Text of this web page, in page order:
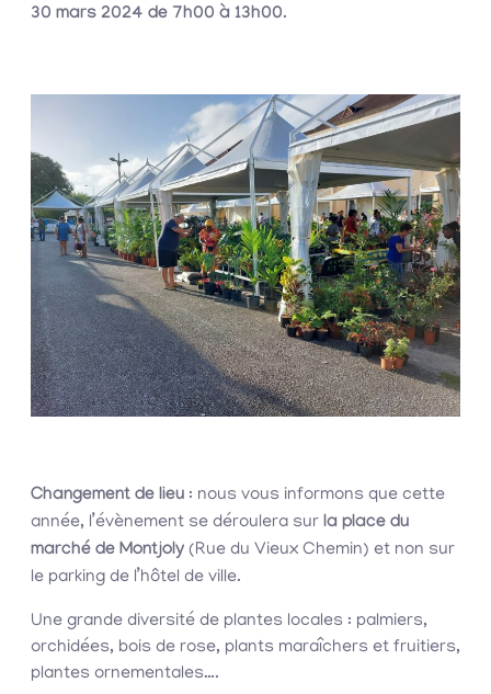
30 mars 2024 de 7h00 à 13h00.
Changement de lieu : nous vous informons que cette
année, l’évènement se déroulera sur la place du
marché de Montjoly (Rue du Vieux Chemin) et non sur
le parking de l’hôtel de ville.
Une grande diversité de plantes locales : palmiers,
orchidées, bois de rose, plants maraîchers et fruitiers,
plantes ornementales….